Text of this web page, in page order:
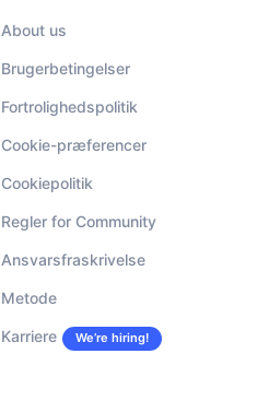
About us
Brugerbetingelser
Fortrolighedspolitik
Cookie-præferencer
Cookiepolitik
Regler for Community
Ansvarsfraskrivelse
Metode
Karriere We’re hiring!